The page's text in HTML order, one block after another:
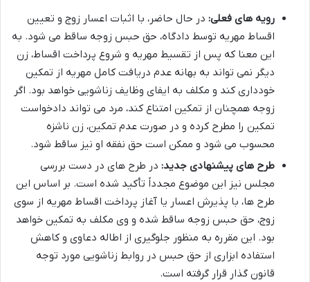
رویه های فعلی: در حال حاضر، با اثبات اعسار زوج و تعیین
اقساط مهریه توسط دادگاه، حق حبس زوجه ساقط می شود. به
این معنا که پس از تقسیط مهریه و شروع پرداخت اقساط، زن
دیگر نمی تواند به بهانه عدم دریافت کامل مهریه از تمکین
خودداری کند و مکلف به ایفای وظایف زناشویی خواهد بود. اگر
زوجه همچنان از تمکین امتناع کند، مرد می تواند دادخواست
تمکین را مطرح کرده و در صورت عدم تمکین، زن ناشزه
محسوب می شود و ممکن است حق نفقه او نیز ساقط شود.
طرح های پیشنهادی جدید: در طرح های در دست بررسی
مجلس نیز این موضوع مجدداً تأکید شده است. بر اساس این
طرح ها، با پذیرش اعسار یا آغاز پرداخت اقساط مهریه از سوی
زوج، حق حبس زوجه ساقط شده و وی مکلف به تمکین خواهد
بود. این مقرره به منظور جلوگیری از اطاله دعاوی و کاهش
استفاده ابزاری از حق حبس در روابط زناشویی مورد توجه
قانون گذار قرار گرفته است.